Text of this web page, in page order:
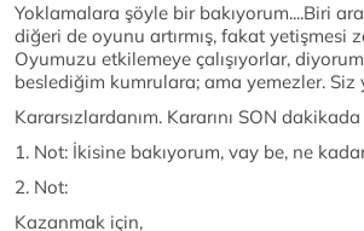
Yoklamalara şöyle bir bakıyorum....Biri
diğeri de oyunu artırmış, fakat yetişmesi
Oyumuzu etkilemeye çalışıyorlar,
beslediğim kumrulara; ama yemezler. Siz
Kararsızlardanım. Kararını SON
1. Not: İkisine bakıyorum, vay be, ne
2. Not:
Kazanmak için,